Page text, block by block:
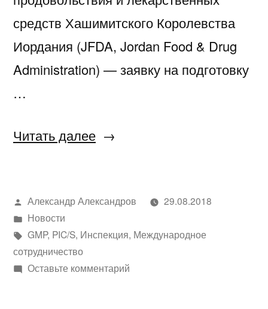
средств Хашимитского Королевства
Иордания (JFDA, Jordan Food & Drug
Administration) — заявку на подготовку
…
Читать далее«Пополнение
PIC/S»
Написано
автором
Александр Александров
29.08.2018
Написано
в
Новости
Метки:
GMP, PIC/S, Инспекция, Международное
сотрудничество
Оставьте комментарийк